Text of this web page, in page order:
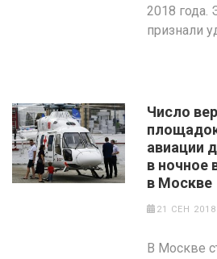
2018 года.
признали
Число
авиации
в ночное
в Москве
21 СЕН 2018
В Москве